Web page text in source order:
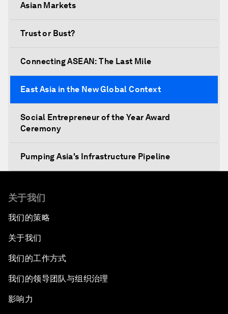
Asian Markets
Trust or Bust?
Connecting ASEAN: The Last Mile
East Asia in the New Global Context
Social Entrepreneur of the Year Award
Ceremony
Pumping Asia's Infrastructure Pipeline
The New AEC Context
The Geopolitics of Asia's Energy Supply
ASEAN's Global Impact
关于我们
我们的策略
关于我们
我们的工作方式
我们的领导团队与组织治理
影响力